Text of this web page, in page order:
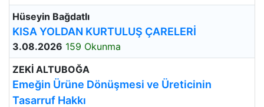
Hüseyin Bağdatlı
KISA YOLDAN KURTULUŞ ÇARELERİ
3.08.2026 159 Okunma
ZEKİ ALTUBOĞA
Emeğin Ürüne Dönüşmesi ve Üreticinin
Tasarruf Hakkı